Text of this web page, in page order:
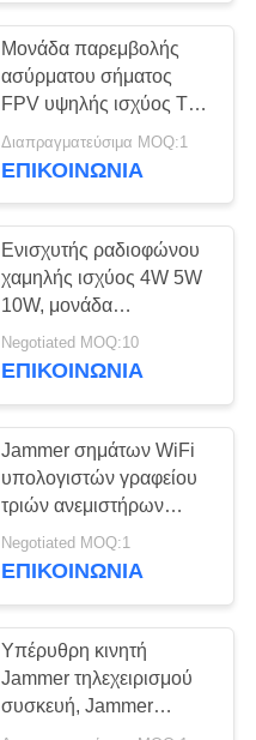
Μονάδα παρεμβολής
ασύρματου σήματος
FPV υψηλής ισχύος TX
100W wifi 5.2ghz 5.8ghz
Διαπραγματεύσιμα MOQ:1
ΕΠΙΚΟΙΝΩΝΊΑ
Ενισχυτής ραδιοφώνου
χαμηλής ισχύος 4W 5W
10W, μονάδα
παρεμβολής σήματος
drone 3GHz 3.5GHz
Negotiated MOQ:10
ΕΠΙΚΟΙΝΩΝΊΑ
Jammer σημάτων WiFi
υπολογιστών γραφείου
τριών ανεμιστήρων
μέτρο ακτίνας 5-40 για τη
αίθουσα συνδιαλέξεων
Negotiated MOQ:1
ΕΠΙΚΟΙΝΩΝΊΑ
Υπέρυθρη κινητή
Jammer τηλεχειρισμού
συσκευή, Jammer
τηλεφωνικών σημάτων